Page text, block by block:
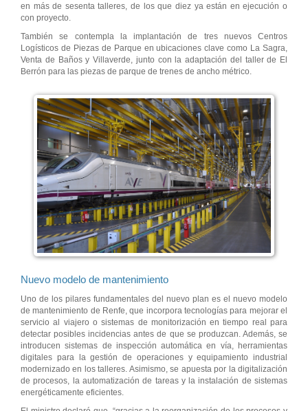
en más de sesenta talleres, de los que diez ya están en ejecución o
con proyecto.
También se contempla la implantación de tres nuevos Centros
Logísticos de Piezas de Parque en ubicaciones clave como La Sagra,
Venta de Baños y Villaverde, junto con la adaptación del taller de El
Berrón para las piezas de parque de trenes de ancho métrico.
Nuevo modelo de mantenimiento
Uno de los pilares fundamentales del nuevo plan es el nuevo modelo
de mantenimiento de Renfe, que incorpora tecnologías para mejorar el
servicio al viajero o sistemas de monitorización en tiempo real para
detectar posibles incidencias antes de que se produzcan. Además, se
introducen sistemas de inspección automática en vía, herramientas
digitales para la gestión de operaciones y equipamiento industrial
modernizado en los talleres. Asimismo, se apuesta por la digitalización
de procesos, la automatización de tareas y la instalación de sistemas
energéticamente eficientes.